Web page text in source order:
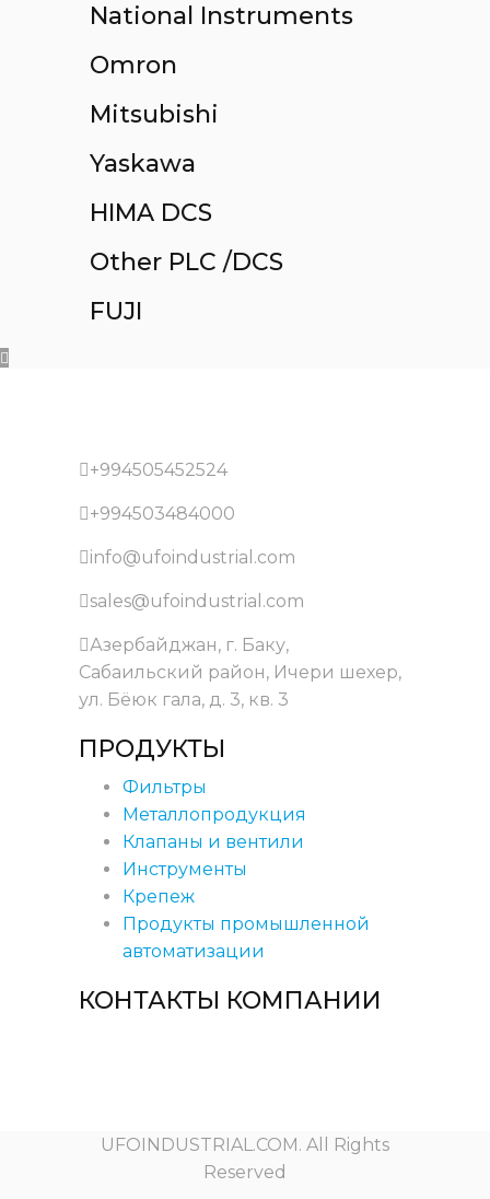
National Instruments
Omron
Mitsubishi
Yaskawa
HIMA DCS
Other PLC /DCS
FUJI
+994505452524
+994503484000
info@ufoindustrial.com
sales@ufoindustrial.com
Азербайджан, г. Баку,
Сабаильский район, Ичери шехер,
ул. Бёюк гала, д. 3, кв. 3
ПРОДУКТЫ
Фильтры
Металлопродукция
Клапаны и вентили
Инструменты
Крепеж
Продукты промышленной
автоматизации
КОНТАКТЫ КОМПАНИИ
UFOINDUSTRIAL.COM. All Rights
Reserved